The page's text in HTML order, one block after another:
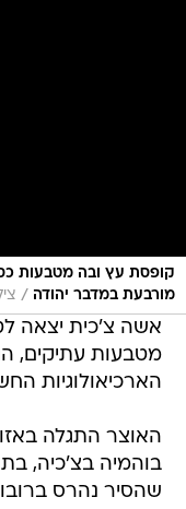
מורבעת במדבר יהודה /
אשה צ'כית יצאה
מטבעות עתיקים,
הארכיאולוגיות
האוצר התגלה
בוהמיה בצ'כיה,
שהסיר נהרס